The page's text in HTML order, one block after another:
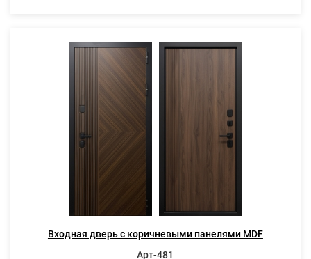
Входная дверь с коричневыми панелями MDF
Арт-481